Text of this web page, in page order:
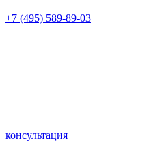
+7 (495) 589-89-03
консультация